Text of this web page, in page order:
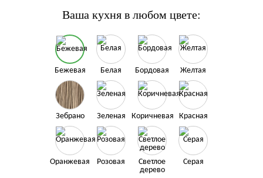
Ваша кухня в любом цвете:
Бежевая Белая Бордовая Желтая
Зебрано Зеленая Коричневая Красная
Оранжевая Розовая
Светлое
дерево
Серая